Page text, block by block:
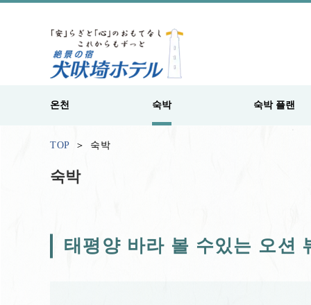
온천 숙박 숙박 플랜
TOP 숙박
숙박
태평양 바라 볼 수있는 오션